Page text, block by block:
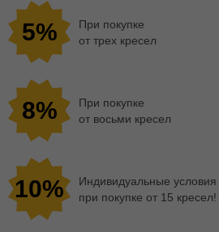
5%
При покупке
от трех кресел
8%
При покупке
от восьми кресел
10%
Индивидуальные условия
при покупке от 15 кресел!